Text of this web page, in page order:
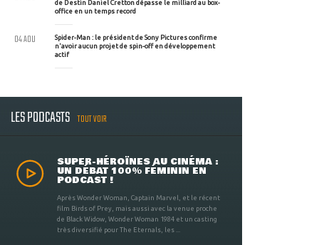
de Destin Daniel Cretton dépasse le milliard au box-
office en un temps record
Spider-Man : le président de Sony Pictures confirme
n'avoir aucun projet de spin-off en développement
actif
04 AOU
LES PODCASTS TOUT VOIR
SUPER-HÉROÏNES AU CINÉMA :
UN DÉBAT 100% FÉMININ EN
PODCAST !
Après Wonder Woman, Captain Marvel, et le récent
film Birds of Prey, mais aussi avec la venue proche
de Black Widow, Wonder Woman 1984 et un casting
très diversifié pour The Eternals, les ...